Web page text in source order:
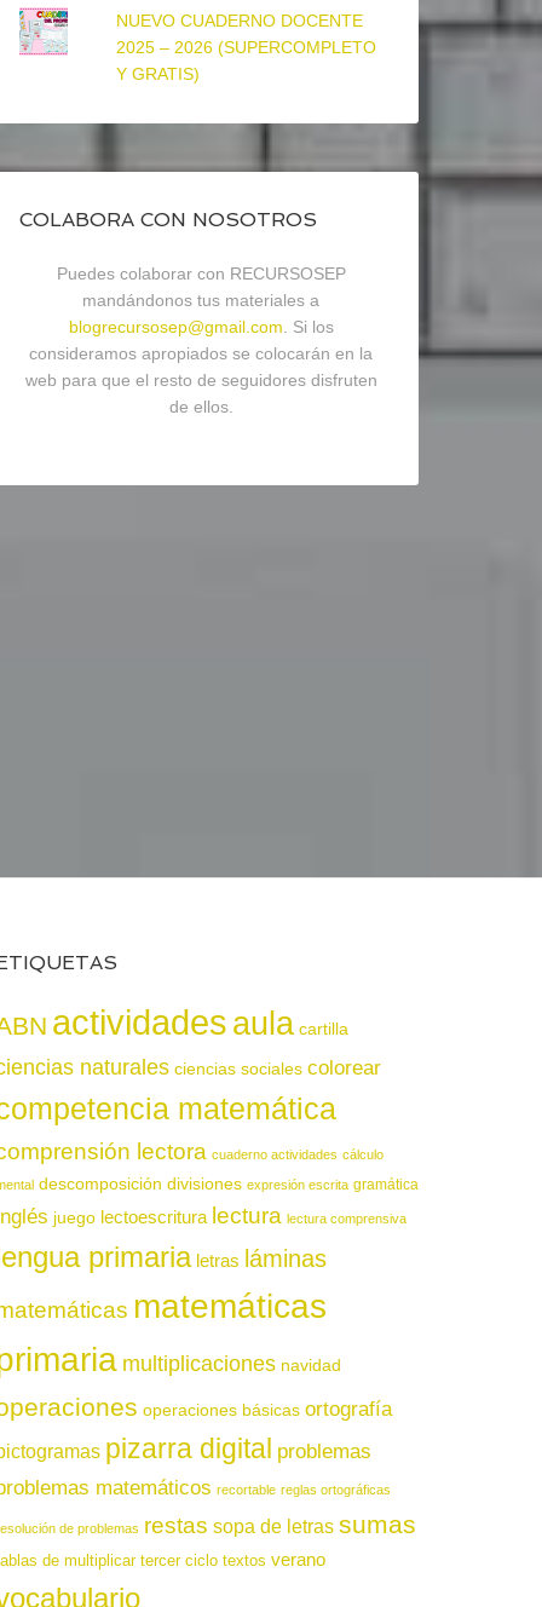
NUEVO CUADERNO DOCENTE
2025 – 2026 (SUPERCOMPLETO
Y GRATIS)
COLABORA CON NOSOTROS
Puedes colaborar con RECURSOSEP
mandándonos tus materiales a
blogrecursosep@gmail.com . Si los
consideramos apropiados se colocarán en la
web para que el resto de seguidores disfruten
de ellos.
actividadesaula cartilla
naturales ciencias sociales colorear
matemática
lectora cuaderno actividades cálculo
descomposición divisiones expresión escrita gramática
juego lectoescritura lectura lectura comprensiva
primaria letras láminas
matemáticas
multiplicaciones navidad
operaciones básicas ortografía
pizarra digital problemas
matemáticos recortable reglas ortográficas
de problemas restas sopa de letras sumas
de multiplicar tercer ciclo textos verano